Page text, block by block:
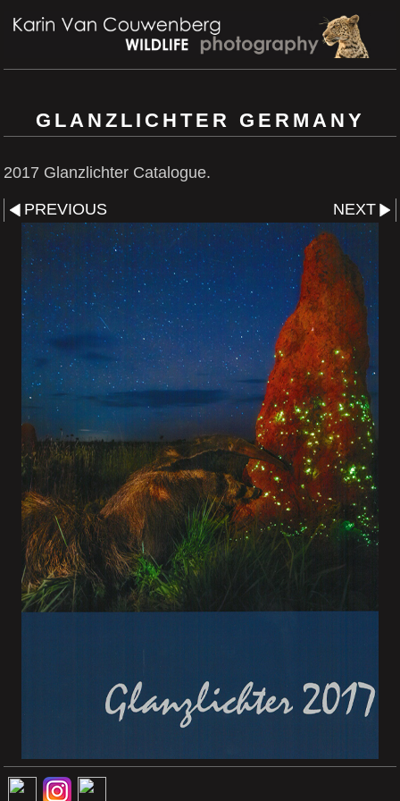
GLANZLICHTER GERMANY
2017 Glanzlichter Catalogue.
PREVIOUS NEXT